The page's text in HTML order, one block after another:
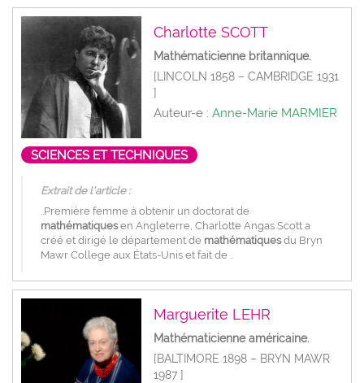
Charlotte SCOTT
Mathématicienne britannique.
[LINCOLN 1858 – CAMBRIDGE 1931
]
SCIENCES ET TECHNIQUES
Auteur-e : Anne-Marie MARMIER
Extrait de l'article :
..Première femme à obtenir un doctorat de
mathématiquesen Angleterre, Charlotte Angas Scott a
créé et dirigé le département de mathématiquesdu Bryn
Mawr College aux États-Unis et fait de ..
Marguerite LEHR
Mathématicienne américaine.
[BALTIMORE 1898 – BRYN MAWR
1987 ]